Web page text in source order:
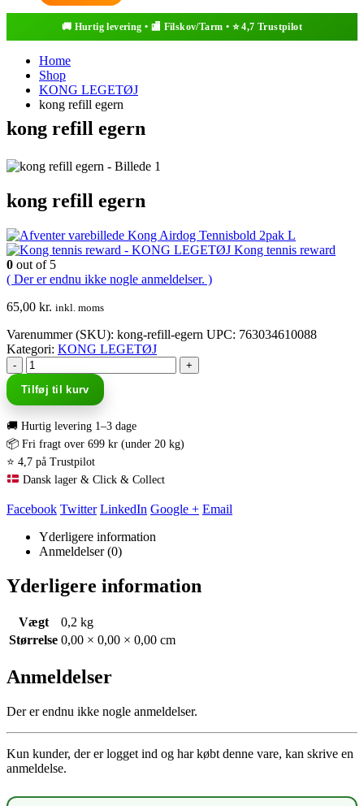
Home
Shop
KONG LEGETØJ
kong refill egern
kong refill egern
kong refill egern
Kong Airdog Tennisbold 2pak L
Kong tennis reward
0 out of 5
( Der er endnu ikke nogle anmeldelser. )
65,00 kr. inkl. moms
Varenummer (SKU): kong-refill-egern UPC: 763034610088
Kategori: KONG LEGETØJ
-
+
Tilføj til kurv
🚚 Hurtig levering 1–3 dage
📦 Fri fragt over 699 kr (under 20 kg)
⭐ 4,7 på Trustpilot
Dansk lager & Click & Collect
Facebook Twitter LinkedIn Google + Email
Yderligere information
Anmeldelser (0)
Yderligere information
Vægt
0,2 kg
Størrelse 0,00 × 0,00 × 0,00 cm
Anmeldelser
Der er endnu ikke nogle anmeldelser.
Kun kunder, der er logget ind og har købt denne vare, kan skrive en
anmeldelse.